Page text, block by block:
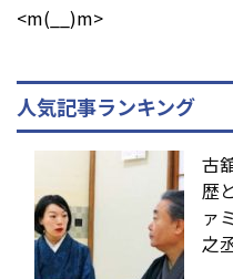
<m(__)m>
人気記事ランキング
古
歴
ァ
之